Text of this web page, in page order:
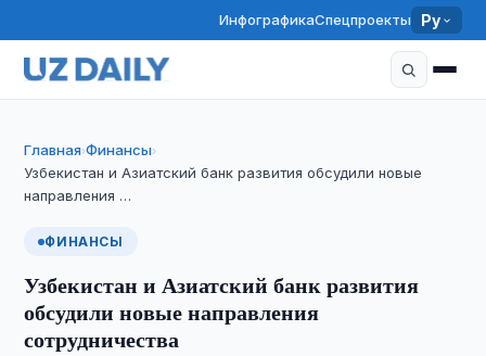
ИнфографикаСпецпроекты Ру
Главная›Финансы›
Узбекистан и Азиатский банк развития обсудили новые
направления …
ФИНАНСЫ
Узбекистан и Азиатский банк развития
обсудили новые направления
сотрудничества